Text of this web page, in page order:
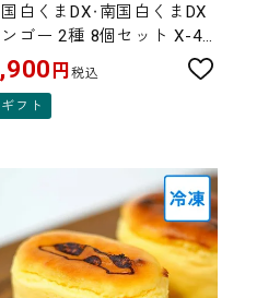
白くまDX・南国白くまDX
ゴー 2種 8個セット X-43
イカ食品
円税込
フト